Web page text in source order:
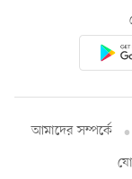
আমাদের সম্পর্কে